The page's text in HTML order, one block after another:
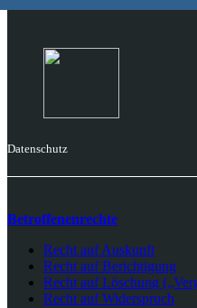
Datenschutz
Betroffenenrechte
Recht auf Auskunft
Recht auf Berichtigung
Recht auf Löschung
Recht auf Widerspruch